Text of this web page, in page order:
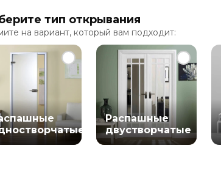
тип открывания
на вариант, который вам подходит:
Распашные
двустворчатые